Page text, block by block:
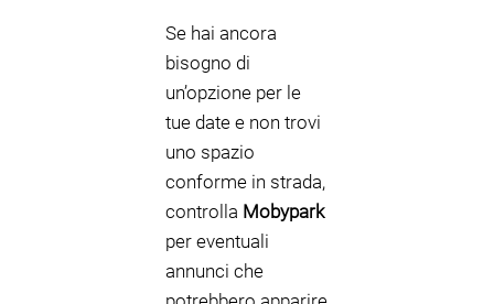
Se hai ancora
bisogno di
un’opzione per le
tue date e non trovi
uno spazio
conforme in strada,
controlla Mobypark
per eventuali
annunci che